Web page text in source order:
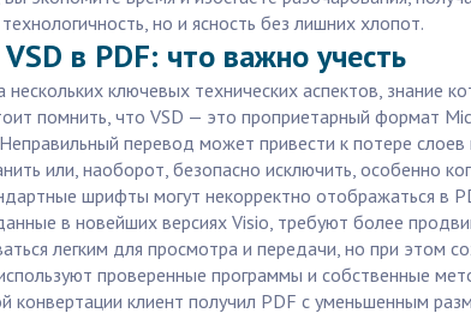
но и ясность без лишних хлопот.
в PDF: что важно учесть
ключевых технических аспектов, знание
помнить, что VSD — это проприетарный формат
перевод может привести к потере
или, наоборот, безопасно исключить, особенно
шрифты могут некорректно отображаться в
в новейших версиях Visio, требуют более
легким для просмотра и передачи, но при этом
проверенные программы и собственные
конвертации клиент получил PDF с уменьшенным